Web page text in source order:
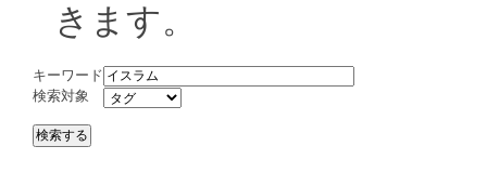
きます。
キーワード
検索対象